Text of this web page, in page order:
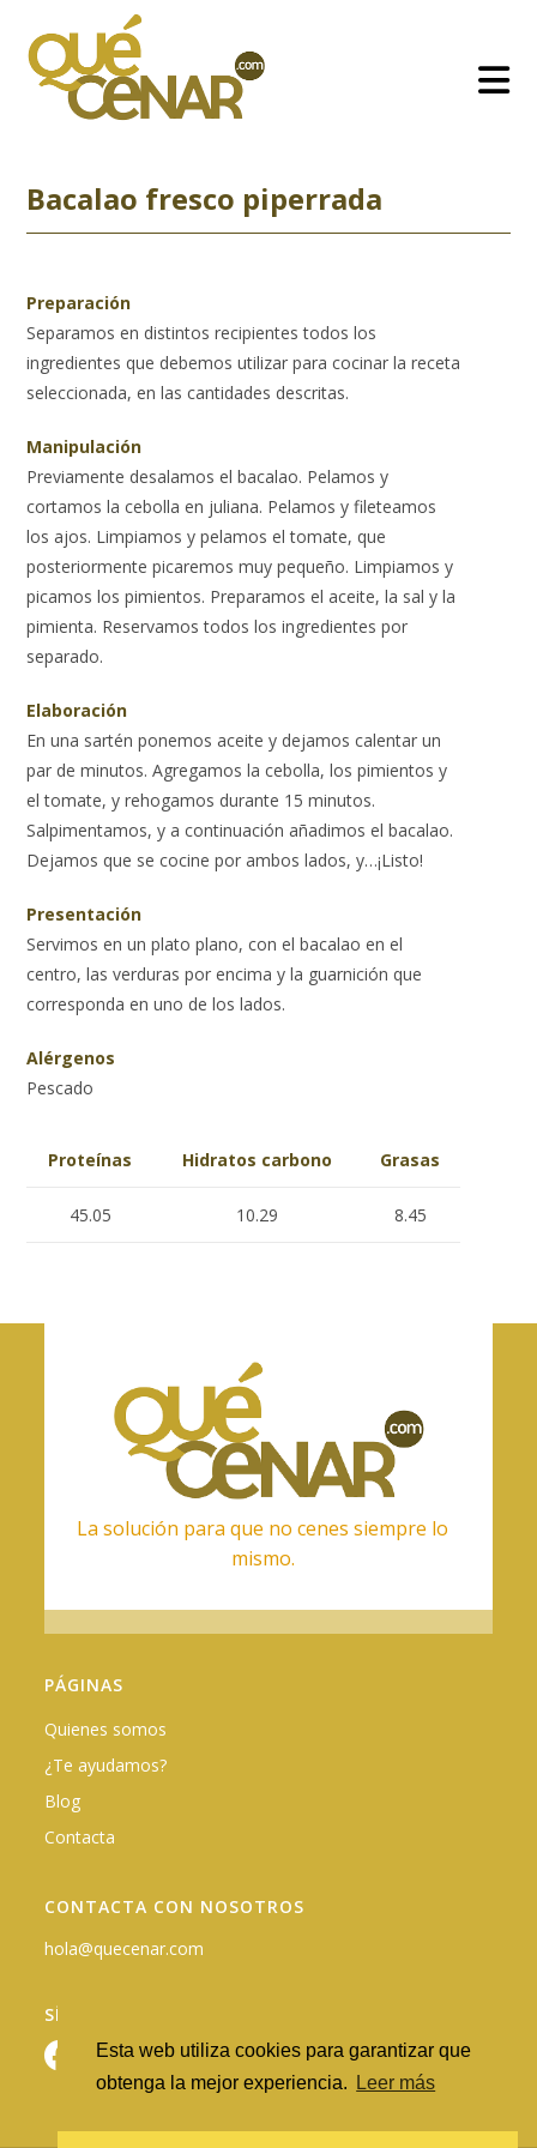
Esta web utiliza cookies para garantizar que
obtenga la mejor experiencia.
Leer más
contenido
Bacalao fresco piperrada
Preparación
Separamos en distintos recipientes todos los
ingredientes que debemos utilizar para cocinar la receta
seleccionada, en las cantidades descritas.
Manipulación
Previamente desalamos el bacalao. Pelamos y
cortamos la cebolla en juliana. Pelamos y fileteamos
los ajos. Limpiamos y pelamos el tomate, que
posteriormente picaremos muy pequeño. Limpiamos y
picamos los pimientos. Preparamos el aceite, la sal y la
pimienta. Reservamos todos los ingredientes por
separado.
Elaboración
En una sartén ponemos aceite y dejamos calentar un
par de minutos. Agregamos la cebolla, los pimientos y
el tomate, y rehogamos durante 15 minutos.
Salpimentamos, y a continuación añadimos el bacalao.
Dejamos que se cocine por ambos lados, y…¡Listo!
Presentación
Servimos en un plato plano, con el bacalao en el
centro, las verduras por encima y la guarnición que
corresponda en uno de los lados.
Alérgenos
Pescado
Proteínas Hidratos carbono Grasas
45.05 10.29 8.45
La solución para que no cenes siempre lo
mismo.
PÁGINAS
Quienes somos
¿Te ayudamos?
Blog
Contacta
CONTACTA CON NOSOTROS
hola@quecenar.com
SÍGUENOS EN REDES